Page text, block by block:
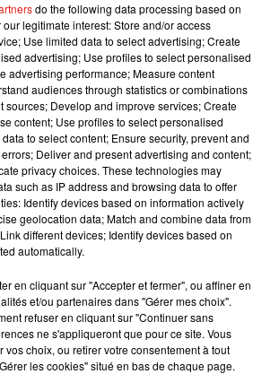
7 août 2026
RÜFÜS DU SOL annonce un nouvel
album après sa tournée mondiale
7 août 2026
Angèle et Amélie Lens dévoilent leur
collaboration tant attendue
6 août 2026
dimension avec son premier...
do the following data processing based on
legitimate interest: Store and/or access
Use limited data to select advertising; Create
advertising; Use profiles to select personalised
advertising performance; Measure content
audiences through statistics or combinations
sources; Develop and improve services; Create
content; Use profiles to select personalised
to select content; Ensure security, prevent and
Deliver and present advertising and content;
privacy choices. These technologies may
such as IP address and browsing data to offer
Identify devices based on information actively
geolocation data; Match and combine data from
different devices; Identify devices based on
automatically.
en cliquant sur "Accepter et fermer", ou affiner en
et/ou partenaires dans "Gérer mes choix".
refuser en cliquant sur "Continuer sans
ne s'appliqueront que pour ce site. Vous
vos choix, ou retirer votre consentement à tout
les cookies" situé en bas de chaque page.